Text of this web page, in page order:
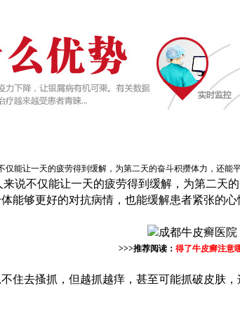
能让一天的疲劳得到缓解，为第二天的奋斗积攒体力，还能
说不仅能让一天的疲劳得到缓解，为第二天
能够更好的对抗病情，也能缓解患者紧张的
>>>推荐阅读： 得了牛皮癣注意
住去搔抓，但越抓越痒，甚至可能抓破皮肤